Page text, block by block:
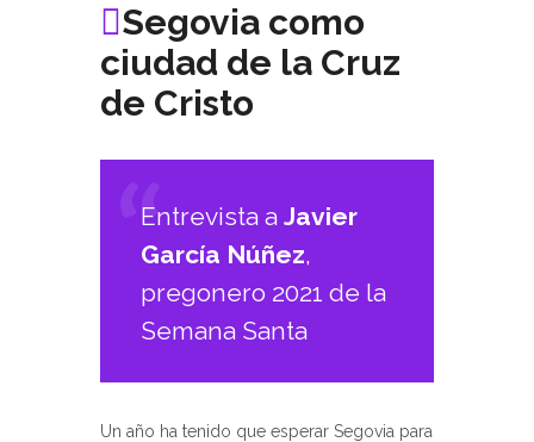
Segovia como
ciudad de la Cruz
de Cristo
Entrevista aJavier
García Núñez,
pregonero 2021 de la
Semana Santa
Un año ha tenido que esperar Segovia para